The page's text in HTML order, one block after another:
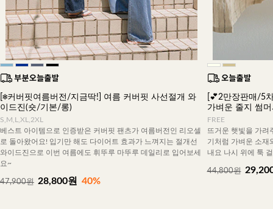
[❄️커버핏여름버전/지금딱!] 여름 커버핏 사선절개 와
이드진(숏/기본/롱)
S,M,L,XL,2XL
베스트 아이템으로 인증받은 커버핏 팬츠가 여름버전인 리오셀
로 돌아왔어요! 입기만 해도 다이어트 효과가 느껴지는 절개선
와이드진으로 이번 여름에도 휘뚜루 마뚜루 데일리로 입어보세
요~
47,900원 28,800원 40%
[💕2만장판매/5
가벼운 줄지 썸
FREE
뜨거운 햇빛을 가려
기처럼 가벼운 소재
내요 나시 위에 툭
44,800원